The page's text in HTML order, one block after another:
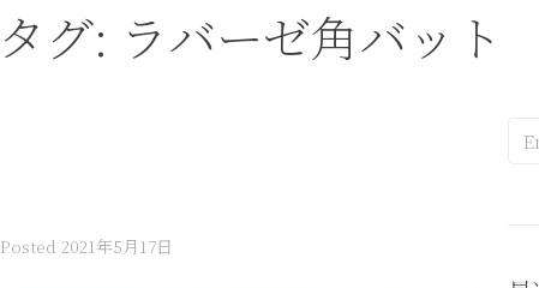
タグ: ラバーゼ角バット
Posted 2021年5月17日